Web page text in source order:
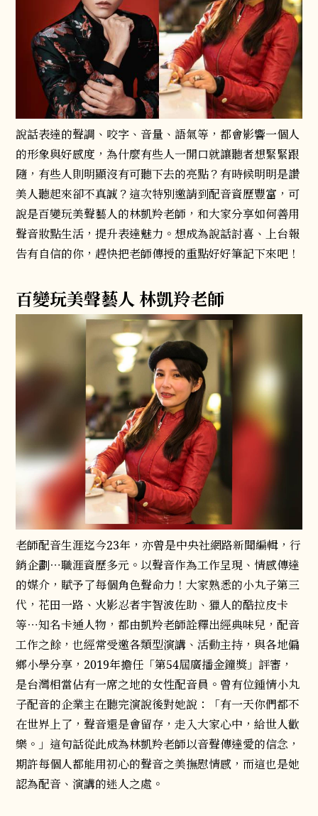
說話表達的聲調、咬字、音量、語氣等，都會影響一個人
的形象與好感度，為什麼有些人一開口就讓聽者想緊緊跟
隨，有些人則明顯沒有可聽下去的亮點？有時候明明是讚
美人聽起來卻不真誠？這次特別邀請到配音資歷豐富，可
說是百變玩美聲藝人的林凱羚老師，和大家分享如何善用
聲音妝點生活，提升表達魅力。想成為說話討喜、上台報
告有自信的你，趕快把老師傳授的重點好好筆記下來吧！
百變玩美聲藝人 林凱羚老師
老師配音生涯迄今23年，亦曾是中央社網路新聞編輯，行
銷企劃⋯職涯資歷多元。以聲音作為工作呈現、情感傳達
的媒介，賦予了每個角色聲命力！大家熟悉的小丸子第三
代，花田一路、火影忍者宇智波佐助、獵人的酷拉皮卡
等⋯知名卡通人物，都由凱羚老師詮釋出經典味兒，配音
工作之餘，也經常受邀各類型演講、活動主持，與各地偏
鄉小學分享，2019年擔任「第54屆廣播金鐘獎」評審，
是台灣相當佔有一席之地的女性配音員。曾有位鍾情小丸
子配音的企業主在聽完演說後對她說：「有一天你們都不
在世界上了，聲音還是會留存，走入大家心中，給世人歡
樂。」這句話從此成為林凱羚老師以音聲傳達愛的信念，
期許每個人都能用初心的聲音之美撫慰情感，而這也是她
認為配音、演講的迷人之處。